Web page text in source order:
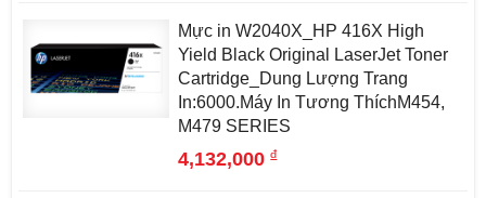
Mực in W2040X_HP 416X High
Yield Black Original LaserJet Toner
Cartridge_Dung Lượng Trang
In:6000.Máy In Tương ThíchM454,
M479 SERIES
4,132,000đ